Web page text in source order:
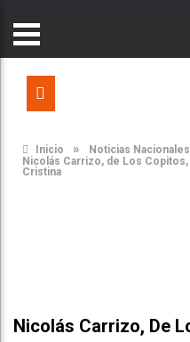
Inicio » Noticias Nacionales
Nicolás Carrizo, de Los
Cristina
Nicolás Carrizo, De